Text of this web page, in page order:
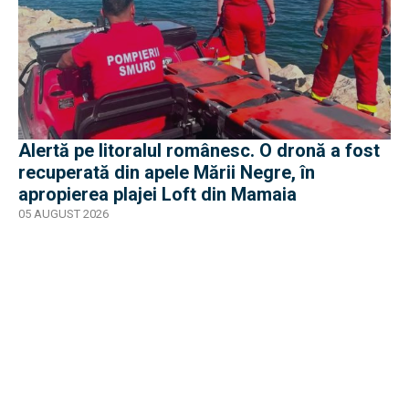
Alertă pe litoralul românesc. O dronă a fost
recuperată din apele Mării Negre, în
apropierea plajei Loft din Mamaia
05 AUGUST 2026